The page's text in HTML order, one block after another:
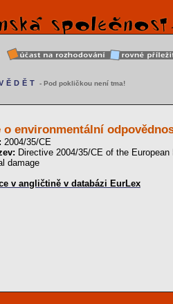
- Pod pokličkou není tma!
o environmentální
2004/35/CE
Directive 2004/35/CE of the
damage
v angličtině v databázi EurLex